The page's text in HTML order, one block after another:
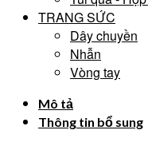
TRANG SỨC
Dây chuyền
Nhẫn
Vòng tay
Mô tả
Thông tin bổ sung